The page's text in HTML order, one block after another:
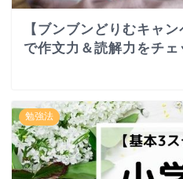
【ブンブンどりむキャ
で作文力＆読解力をチェ
勉強法